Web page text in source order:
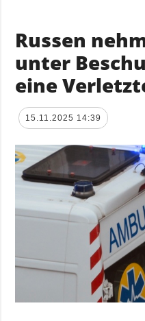
Russen
unter
eine
15.11.2025 14:39